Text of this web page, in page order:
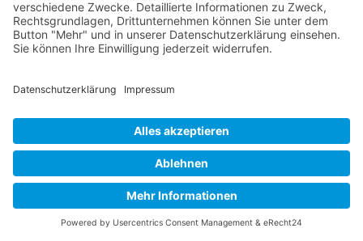
Copyright © 2026 Schweriner Segler-Verein von 1894
e.V.
Powered by Porthun & Thiede